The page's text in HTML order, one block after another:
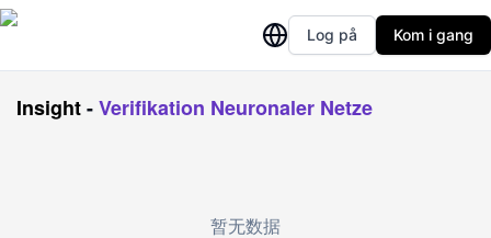
Log på Kom i gang
Insight-Verifikation Neuronaler Netze
暂无数据